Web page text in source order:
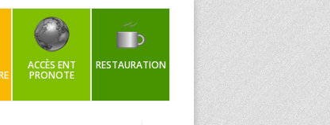
ACCÈS ENT
PRONOTE
RESTAURATION